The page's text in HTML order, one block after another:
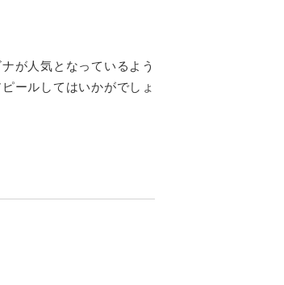
が人気となっているよう
ールしてはいかがでしょ